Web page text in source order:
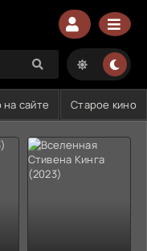
сайте Старое кино